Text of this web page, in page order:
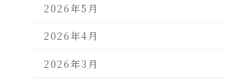
2026年5月
2026年4月
2026年3月